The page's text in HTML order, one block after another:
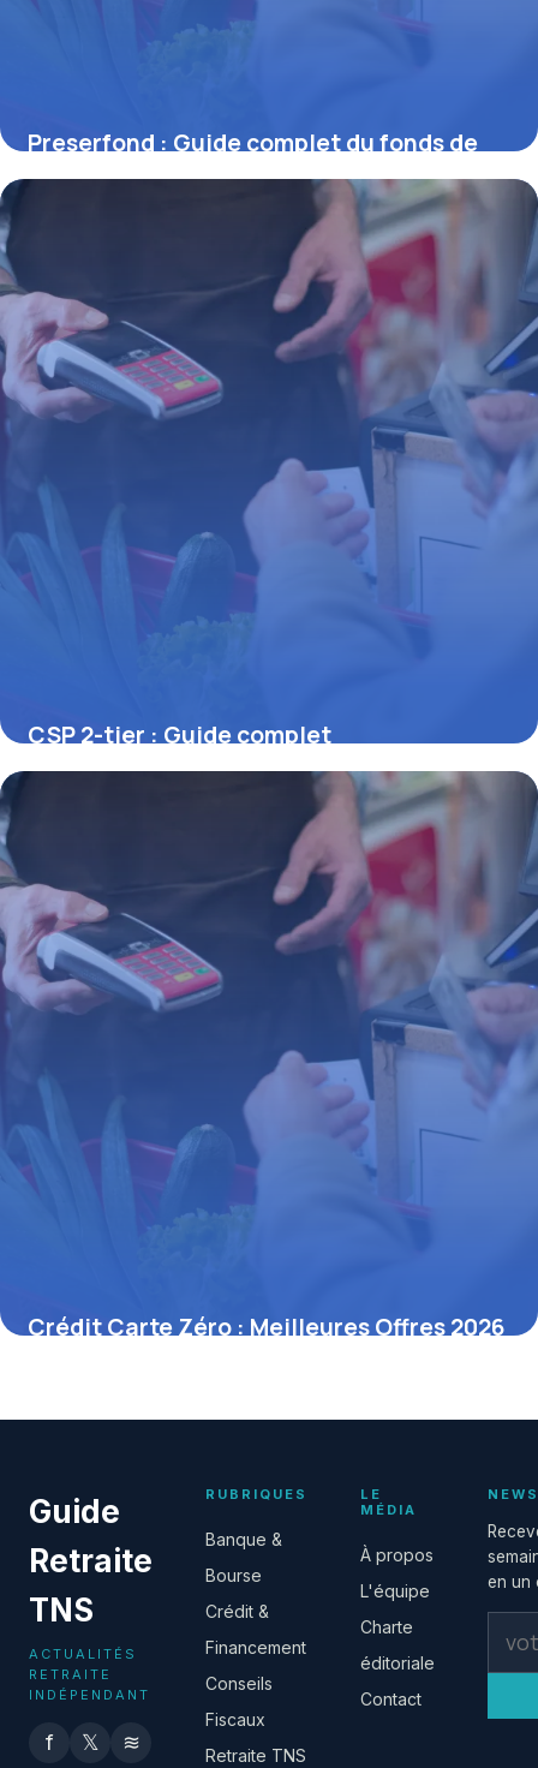
Preserfond : Guide complet du fonds de
préservation
CSP 2-tier : Guide complet
réglementation
Crédit Carte Zéro : Meilleures Offres 2026
Guide
Retraite
TNS
ACTUALITÉS
RETRAITE
INDÉPENDANT
f 𝕏 ≋
RUBRIQUES
Banque &
Bourse
Crédit &
Financement
Conseils
Fiscaux
Retraite TNS
LE
MÉDIA
À propos
L'équipe
Charte
éditoriale
Contact
en un